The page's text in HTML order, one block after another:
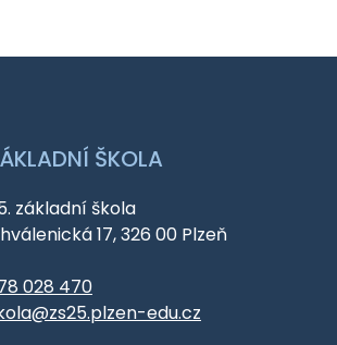
ŠKOLA
základní škola
17, 326 00 Plzeň
028 470
edu.cz